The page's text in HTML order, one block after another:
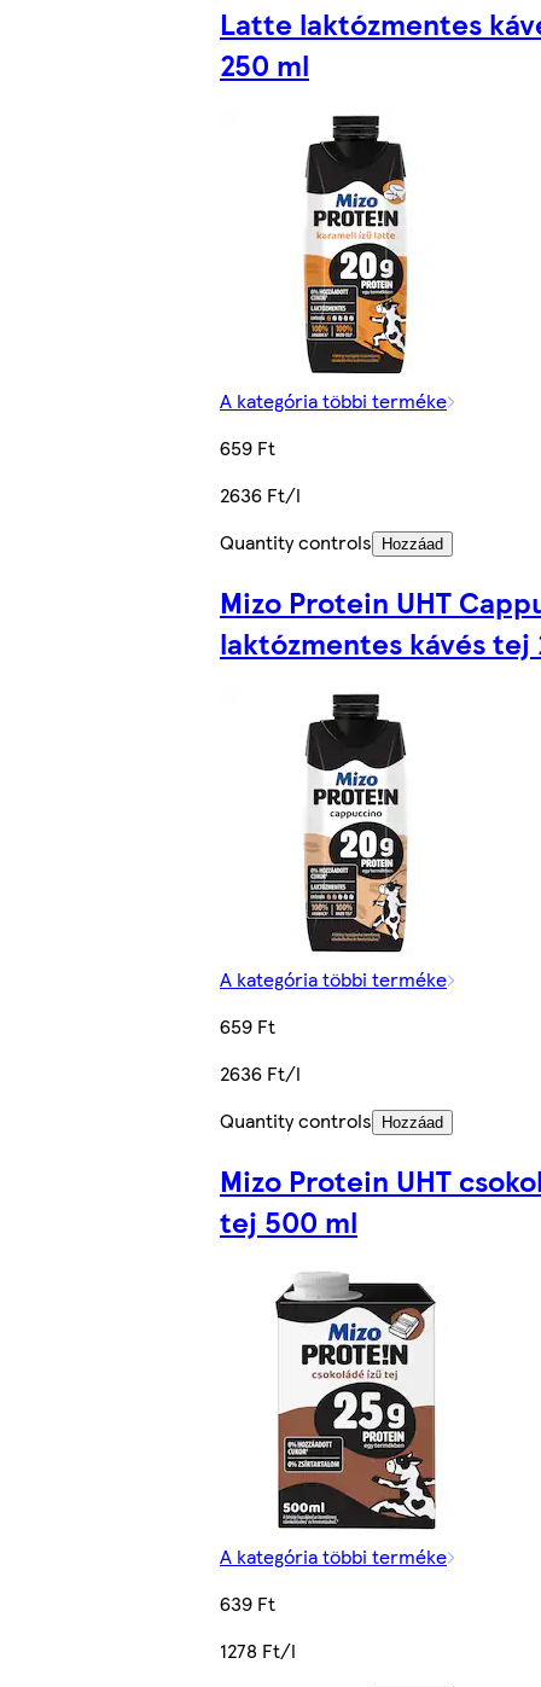
Latte laktózmentes
250 ml
A kategória többi terméke
659 Ft
2636 Ft/l
Quantity controls
Hozzáad
Mizo Protein UHT
laktózmentes kávés tej
A kategória többi terméke
659 Ft
2636 Ft/l
Quantity controls
Hozzáad
Mizo Protein UHT
tej 500 ml
A kategória többi terméke
639 Ft
1278 Ft/l